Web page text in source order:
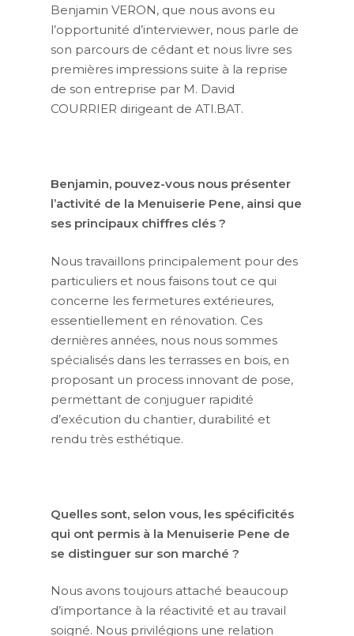
Benjamin VERON, que nous avons eu
l’opportunité d’interviewer, nous parle de
son parcours de cédant et nous livre ses
premières impressions suite à la reprise
de son entreprise par M. David
COURRIER dirigeant de ATI.BAT.
Benjamin, pouvez-vous nous présenter
l’activité de la Menuiserie Pene, ainsi que
ses principaux chiffres clés ?
Nous travaillons principalement pour des
particuliers et nous faisons tout ce qui
concerne les fermetures extérieures,
essentiellement en rénovation. Ces
dernières années, nous nous sommes
spécialisés dans les terrasses en bois, en
proposant un process innovant de pose,
permettant de conjuguer rapidité
d’exécution du chantier, durabilité et
rendu très esthétique.
Quelles sont, selon vous, les spécificités
qui ont permis à la Menuiserie Pene de
se distinguer sur son marché ?
Nous avons toujours attaché beaucoup
d’importance à la réactivité et au travail
soigné. Nous privilégions une relation